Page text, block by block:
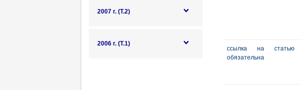
2007 г. (Т.2)
2006 г. (Т.1)
ссылка на статью
обязательна